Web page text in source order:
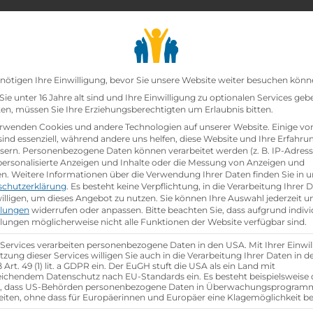
Lehrbetriebesearch
/ Schwerpunkt Telekommunikation (w/m/
Datenschutz-
Ihre Einwilligung, bevor Sie unsere Website weiter besuchen
unter 16 Jahre alt sind und Ihre Einwilligung zu optionalen Services
müssen Sie Ihre Erziehungsberechtigten um Erlaubnis bitten.
Cookies und andere Technologien auf unserer Website. Einige
essenziell, während andere uns helfen, diese Website und Ihre
Personenbezogene Daten können verarbeitet werden (z. B. IP-
Anzeigen und Inhalte oder die Messung von Anzeigen und
Weitere Informationen über die Verwendung Ihrer Daten finden Sie in
. Es besteht keine Verpflichtung, in die Verarbeitung Ihrer
um dieses Angebot zu nutzen. Sie können Ihre Auswahl jederzeit
widerrufen oder anpassen. Bitte beachten Sie, dass aufgrund
möglicherweise nicht alle Funktionen der Website verfügbar sind.
verarbeiten personenbezogene Daten in den USA. Mit Ihrer
dieser Services willigen Sie auch in die Verarbeitung Ihrer Daten in
Art. 49 (1) lit. a GDPR ein. Der EuGH stuft die USA als ein Land mit
Datenschutz nach EU-Standards ein. Es besteht beispielsweise
dass US-Behörden personenbezogene Daten in
ohne dass für Europäerinnen und Europäer eine Klagemöglichkeit